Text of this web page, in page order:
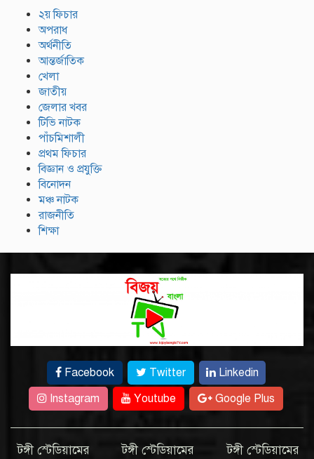
২য় ফিচার
অপরাধ
অর্থনীতি
আন্তর্জাতিক
খেলা
জাতীয়
জেলার খবর
টিভি নাটক
পাঁচমিশালী
প্রথম ফিচার
বিজ্ঞান ও প্রযুক্তি
বিনোদন
মঞ্চ নাটক
রাজনীতি
শিক্ষা
Facebook Twitter
Linkedin
Instagram
Youtube Google Plus
টঙ্গী স্টেডিয়ামের
টঙ্গী স্টেডিয়ামের
টঙ্গী স্টেডিয়ামের